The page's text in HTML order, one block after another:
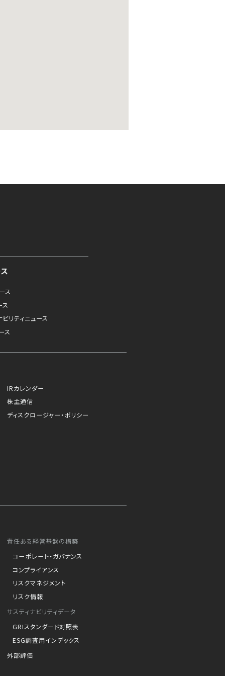
ス
ス
リティニュース
ス
IRカレンダー
株主通信
ディスクロージャー・ポリシー
責任ある経営基盤の構築
コーポレート・ガバナンス
コンプライアンス
リスクマネジメント
リスク情報
サスティナビリティデータ
GRIスタンダード対照表
ESG調査用インデックス
外部評価